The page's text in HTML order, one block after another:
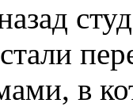
в